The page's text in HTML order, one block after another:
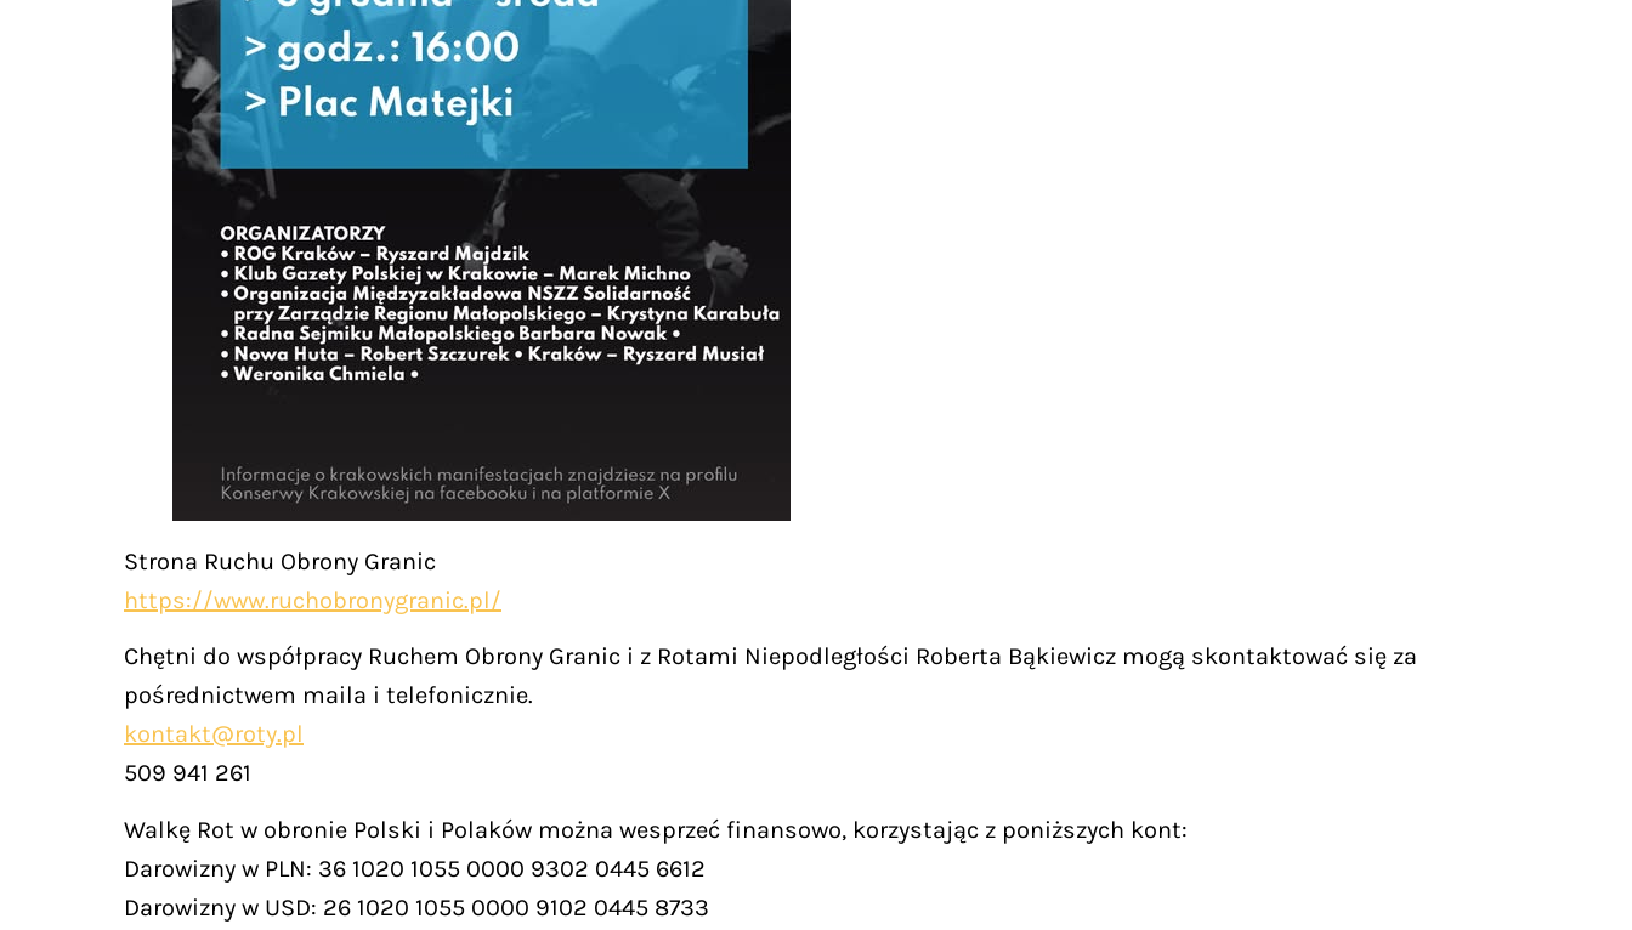
Strona Ruchu Obrony Granic
https://www.ruchobronygranic.pl/
Chętni do współpracy Ruchem Obrony Granic i z Rotami Niepodległości Roberta Bąkiewicz mogą skontaktować się za
pośrednictwem maila i telefonicznie.
kontakt@roty.pl
509 941 261
Walkę Rot w obronie Polski i Polaków można wesprzeć finansowo, korzystając z poniższych kont:
Darowizny w PLN: 36 1020 1055 0000 9302 0445 6612
Darowizny w USD: 26 1020 1055 0000 9102 0445 8733